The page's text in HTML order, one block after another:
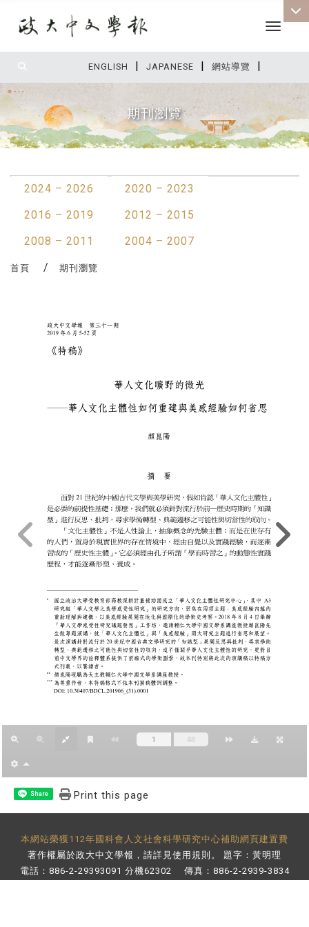
ENGLISH | JAPANESE | 網站導覽 |
Toggle
期刊瀏覽
2024 – 2026
2020 – 2023
2016 – 2019
2012 – 2015
2008 – 2011
2004 – 2007
首頁 期刊瀏覽
Share Print this page
本網站榮獲112年國科會人文社會科學研究中心補助網頁建置費
著作權屬於政大中文學報，請詳見使用規則 。 題字：黃明理
電話：886-2-29393091 分機62302 傳真：886-2-2939-3834